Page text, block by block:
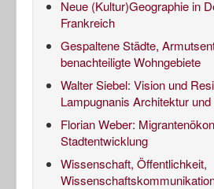
Neue (Kultur)Geographie in
Frankreich
Gespaltene Städte,
benachteiligte Wohngebiete
Walter Siebel: Vision und
Lampugnanis Architektur
Florian Weber:
Stadtentwicklung
Wissenschaft, Öffentlichkeit,